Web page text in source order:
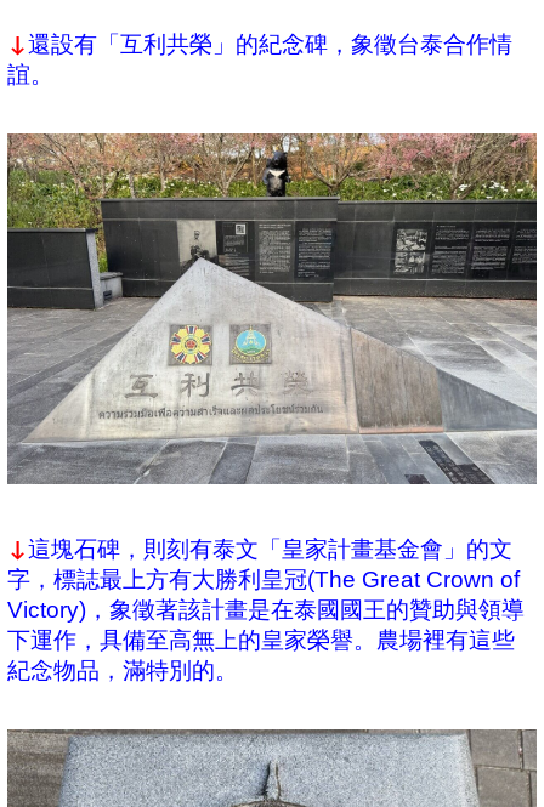
↓還設有「互利共榮」的紀念碑，象徵台泰合作情
誼。
↓這塊石碑，則刻有泰文「皇家計畫基金會」的文
字，標誌最上方有大勝利皇冠(The Great Crown of
Victory)，象徵著該計畫是在泰國國王的贊助與領導
下運作，具備至高無上的皇家榮譽。農場裡有這些
紀念物品，滿特別的。